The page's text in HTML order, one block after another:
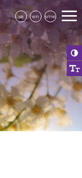
se en sme